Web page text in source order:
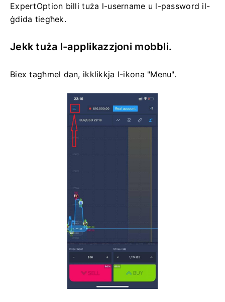
ExpertOption billi tuża l-username u l-password il-
ġdida tiegħek.
Jekk tuża l-applikazzjoni mobbli.
Biex tagħmel dan, ikklikkja l-ikona "Menu".